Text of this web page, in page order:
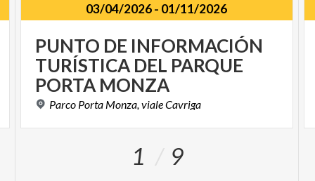
03/04/2026- 01/11/2026
PUNTO DE INFORMACIÓN
TURÍSTICA DEL PARQUE
PORTA MONZA
Parco Porta Monza,vialeCavriga
1 9